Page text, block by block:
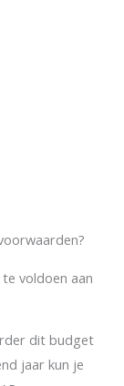
voldoen aan
dit budget
jaar kun je